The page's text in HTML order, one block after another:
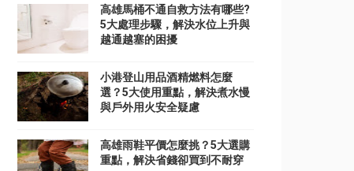
高雄馬桶不通自救方法有哪些?
5大處理步驟，解決水位上升與
越通越塞的困擾
小港登山用品酒精燃料怎麼
選？5大使用重點，解決煮水慢
與戶外用火安全疑慮
高雄雨鞋平價怎麼挑？5大選購
重點，解決省錢卻買到不耐穿